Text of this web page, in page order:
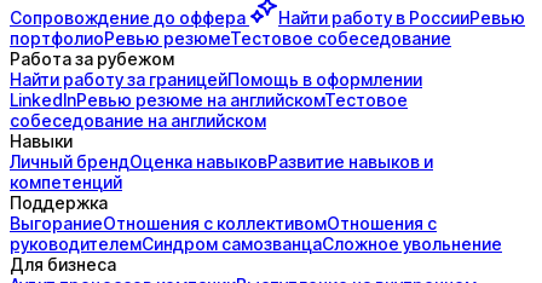
Сопровождение до оффера Найти работу в РоссииРевью
портфолиоРевью резюмеТестовое собеседование
Работа за рубежом
Найти работу за границейПомощь в оформлении
LinkedInРевью резюме на английскомТестовое
собеседование на английском
Навыки
Личный брендОценка навыковРазвитие навыков и
компетенций
Поддержка
ВыгораниеОтношения с коллективомОтношения с
руководителемСиндром самозванцаСложное увольнение
Для бизнеса